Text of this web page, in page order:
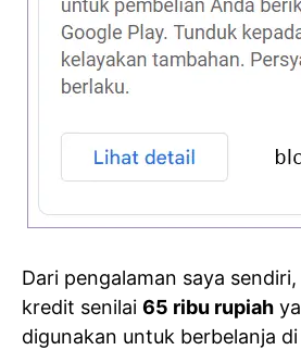
Dari pengalaman saya
kredit senilai 65 ribu rupiah
digunakan untuk berbelanja